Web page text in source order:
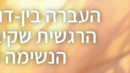
העברה בין-
הרגשית